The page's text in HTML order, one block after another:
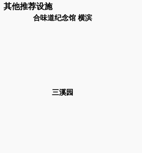
其他推荐设施
合味道纪念馆 横滨
三溪园